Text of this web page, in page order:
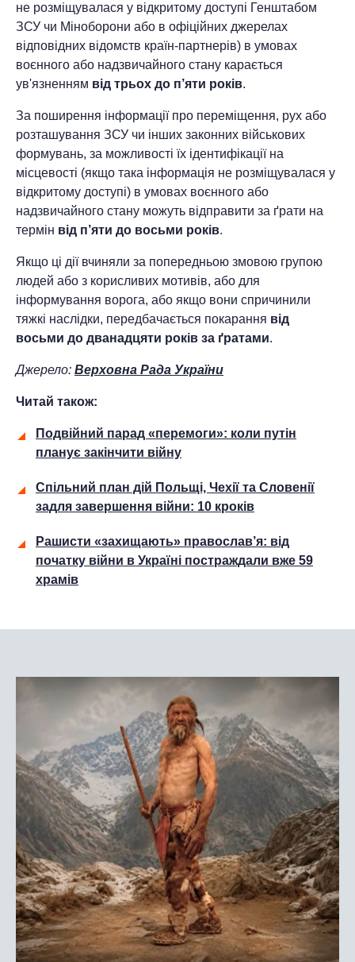
не розміщувалася у відкритому доступі Генштабом
ЗСУ чи Міноборони або в офіційних джерелах
відповідних відомств країн-партнерів) в умовах
воєнного або надзвичайного стану карається
ув'язненням від трьох до п’яти років.
За поширення інформації про переміщення, рух або
розташування ЗСУ чи інших законних військових
формувань, за можливості їх ідентифікації на
місцевості (якщо така інформація не розміщувалася у
відкритому доступі) в умовах воєнного або
надзвичайного стану можуть відправити за ґрати на
термін від п’яти до восьми років.
Якщо ці дії вчиняли за попередньою змовою групою
людей або з корисливих мотивів, або для
інформування ворога, або якщо вони спричинили
тяжкі наслідки, передбачається покарання від
восьми до дванадцяти років за ґратами.
Джерело: Верховна Рада України
Читай також:
Подвійний парад «перемоги»: коли путін
планує закінчити війну
Спільний план дій Польщі, Чехії та Словенії
задля завершення війни: 10 кроків
Рашисти «захищають» православ’я: від
початку війни в Україні постраждали вже 59
храмів